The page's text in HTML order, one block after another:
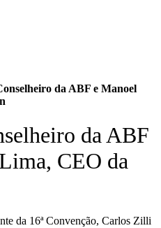
da ABF e Manoel
da ABF
CEO da